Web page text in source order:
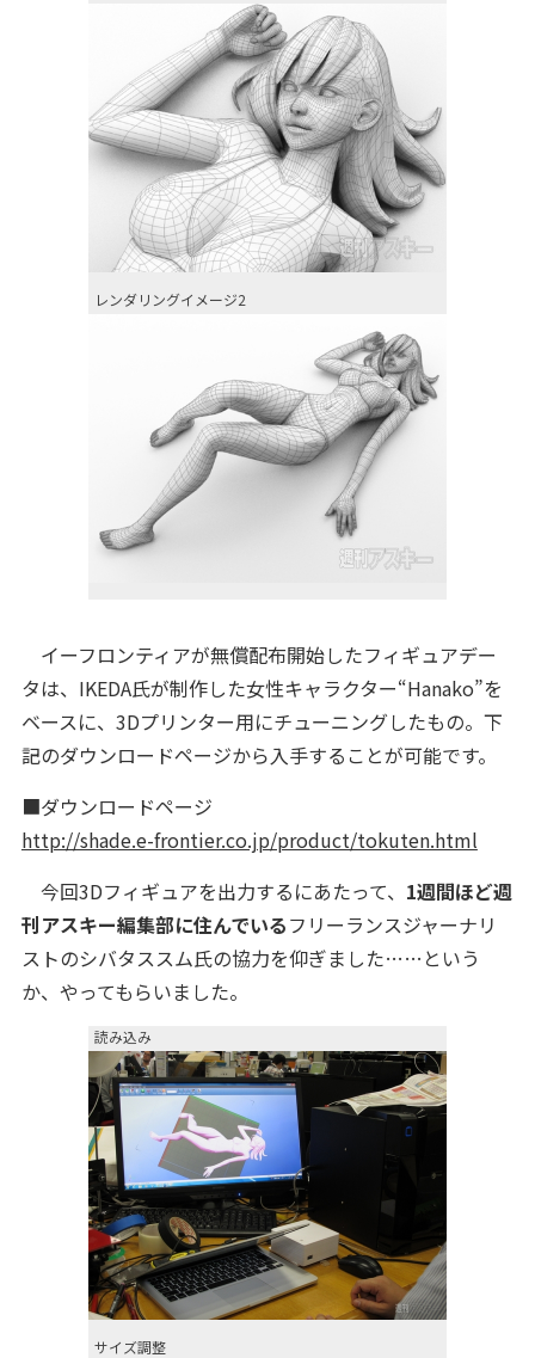
レンダリングイメージ2
イーフロンティアが無償配布開始したフィギュアデー
タは、IKEDA氏が制作した女性キャラクター“Hanako”を
ベースに、3Dプリンター用にチューニングしたもの。下
記のダウンロードページから入手することが可能です。
■ダウンロードページ
http://shade.e-frontier.co.jp/product/tokuten.html
今回3Dフィギュアを出力するにあたって、 1週間ほど週
刊アスキー編集部に住んでいるフリーランスジャーナリ
ストのシバタススム氏の協力を仰ぎました……という
か、やってもらいました。
読み込み
サイズ調整